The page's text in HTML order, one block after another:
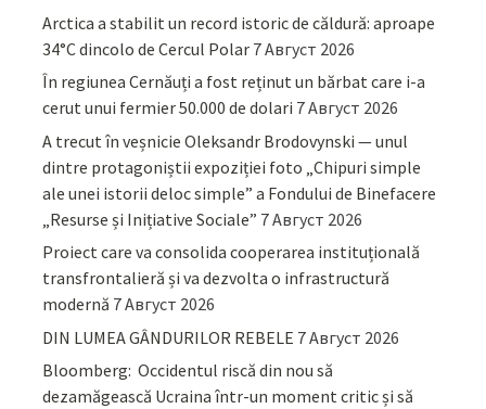
Arctica a stabilit un record istoric de căldură: aproape
34°C dincolo de Cercul Polar 7 Август 2026
În regiunea Cernăuți a fost reținut un bărbat care i-a
cerut unui fermier 50.000 de dolari 7 Август 2026
A trecut în veșnicie Oleksandr Brodovynski — unul
dintre protagoniștii expoziției foto „Chipuri simple
ale unei istorii deloc simple” a Fondului de Binefacere
„Resurse și Inițiative Sociale” 7 Август 2026
Proiect care va consolida cooperarea instituțională
transfrontalieră și va dezvolta o infrastructură
modernă 7 Август 2026
DIN LUMEA GÂNDURILOR REBELE 7 Август 2026
Bloomberg: Occidentul riscă din nou să
dezamăgească Ucraina într-un moment critic și să